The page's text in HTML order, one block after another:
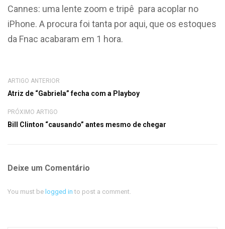
Cannes: uma lente zoom e tripê para acoplar no
iPhone. A procura foi tanta por aqui, que os estoques
da Fnac acabaram em 1 hora.
ARTIGO ANTERIOR
Atriz de “Gabriela” fecha com a Playboy
PRÓXIMO ARTIGO
Bill Clinton “causando” antes mesmo de chegar
Deixe um Comentário
You must be logged in to post a comment.